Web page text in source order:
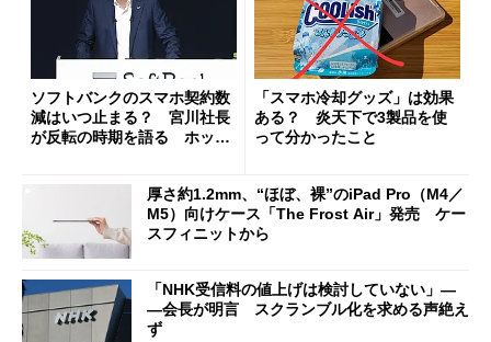
ソフトバンクのスマホ契約数
減はいつ止まる？ 宮川社長
が反転の時期を語る ホッピ
「スマホ冷却グッズ」は効果
ある？ 炎天下で3製品を使
って分かったこと
厚さ約1.2mm、“ほぼ、裸”のiPad Pro（M4／
M5）向けケース「The Frost Air」発売 ケー
スフィニットから
「NHK受信料の値上げは検討していない」―
―会長が明言 スクランブル化を求める声絶え
ず